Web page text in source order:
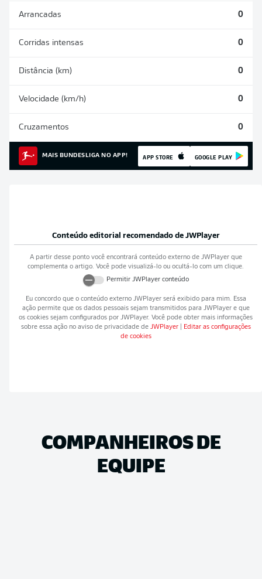
Arrancadas 0
Corridas intensas 0
Distância (km) 0
Velocidade (km/h) 0
Cruzamentos 0
MAIS BUNDESLIGA NO APP! APP STORE GOOGLE PLAY
Conteúdo editorial recomendado de JWPlayer
A partir desse ponto você encontrará conteúdo externo de JWPlayerque
complementa o artigo. Você pode visualizá-lo ou ocultá-lo com um clique.
Permitir JWPlayerconteúdo
Eu concordo que o conteúdo externo JWPlayerserá exibido para mim. Essa
ação permite que os dados pessoais sejam transmitidos para JWPlayere que
os cookies sejam configurados por JWPlayer. Você pode obter mais informações
sobre essa ação no aviso de privacidade de JWPlayer
Editar as configurações
de cookies
COMPANHEIROS DE
EQUIPE